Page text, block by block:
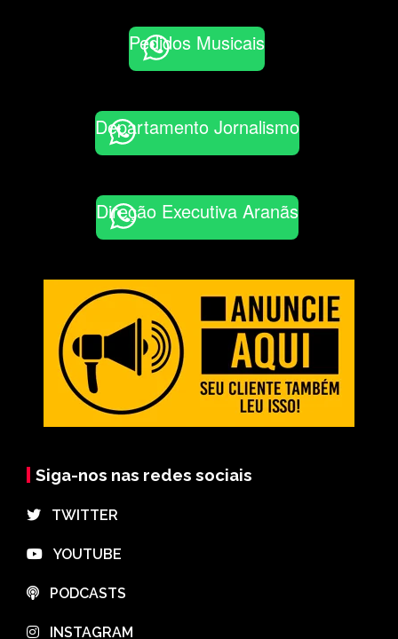
Pedidos Musicais
Departamento Jornalismo
Direção Executiva Aranãs
Siga-nos nas redes sociais
⠀TWITTER
⠀YOUTUBE
⠀PODCASTS
⠀INSTAGRAM